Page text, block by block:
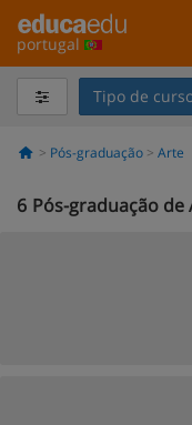
portugal
Tipo de
Pós-graduação Arte
6 Pós-graduação de